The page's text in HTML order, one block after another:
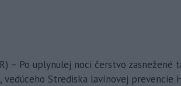
– Po uplynulej noci čerstvo zasnežené
Strediska lavínovej prevencie